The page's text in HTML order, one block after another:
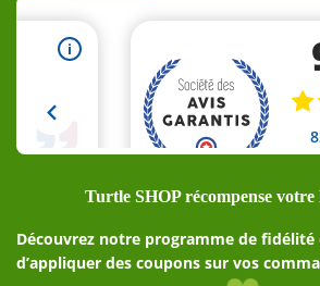
Turtle SHOP récompense
Découvrez notre programme de
d’appliquer des coupons sur vos